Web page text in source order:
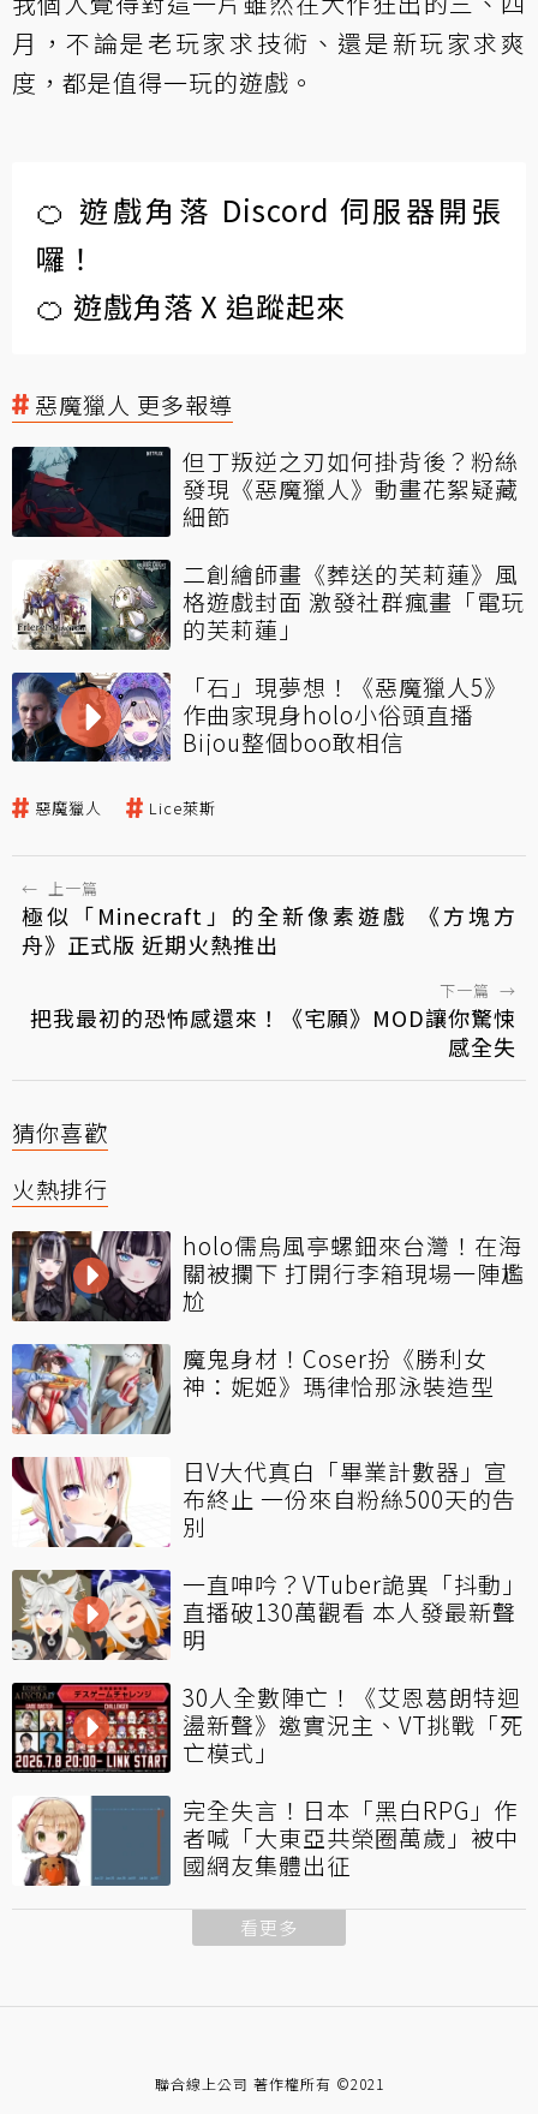
月，不論是老玩家求技術、還是新玩家求爽
度，都是值得一玩的遊戲。
🍊 遊戲角落 Discord 伺服器開張
囉！
🍊 遊戲角落 X 追蹤起來
惡魔獵人 更多報導
但丁叛逆之刃如何掛背後？粉絲
發現《惡魔獵人》動畫花絮疑藏
細節
二創繪師畫《葬送的芙莉蓮》風
格遊戲封面 激發社群瘋畫「電玩
的芙莉蓮」
「石」現夢想！《惡魔獵人5》
作曲家現身holo小俗頭直播
Bijou整個boo敢相信
惡魔獵人 Lice萊斯
← 上一篇
極似「Minecraft」的全新像素遊戲 《方塊方
舟》正式版 近期火熱推出
下一篇 →
把我最初的恐怖感還來！《宅願》MOD讓你驚悚
感全失
猜你喜歡
火熱排行
holo儒烏風亭螺鈿來台灣！在海
關被攔下 打開行李箱現場一陣尷
尬
魔鬼身材！Coser扮《勝利女
神：妮姬》瑪律恰那泳裝造型
日V大代真白「畢業計數器」宣
布終止 一份來自粉絲500天的告
別
一直呻吟？VTuber詭異「抖動」
直播破130萬觀看 本人發最新聲
明
30人全數陣亡！《艾恩葛朗特迴
盪新聲》邀實況主、VT挑戰「死
亡模式」
完全失言！日本「黑白RPG」作
者喊「大東亞共榮圈萬歲」被中
國網友集體出征
看更多
聯合線上公司 著作權所有 ©2021